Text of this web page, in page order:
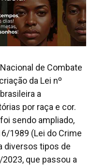
de Combate
da Lei nº
a
por raça e cor.
sendo ampliado,
1989 (Lei do Crime
diversos tipos de
que passou a